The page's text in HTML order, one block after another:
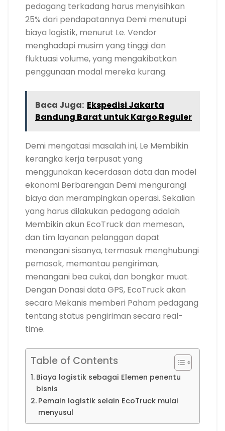
pedagang terkadang harus menyisihkan
25% dari pendapatannya Demi menutupi
biaya logistik, menurut Le. Vendor
menghadapi musim yang tinggi dan
fluktuasi volume, yang mengakibatkan
penggunaan modal mereka kurang.
Baca Juga: Ekspedisi Jakarta
Bandung Barat untuk Kargo Reguler
Demi mengatasi masalah ini, Le Membikin
kerangka kerja terpusat yang
menggunakan kecerdasan data dan model
ekonomi Berbarengan Demi mengurangi
biaya dan merampingkan operasi. Sekalian
yang harus dilakukan pedagang adalah
Membikin akun EcoTruck dan memesan,
dan tim layanan pelanggan dapat
menangani sisanya, termasuk menghubungi
pemasok, memantau pengiriman,
menangani bea cukai, dan bongkar muat.
Dengan Donasi data GPS, EcoTruck akan
secara Mekanis memberi Paham pedagang
tentang status pengiriman secara real-
time.
Table of Contents
Biaya logistik sebagai Elemen penentu
bisnis
Pemain logistik selain EcoTruck mulai
menyusul